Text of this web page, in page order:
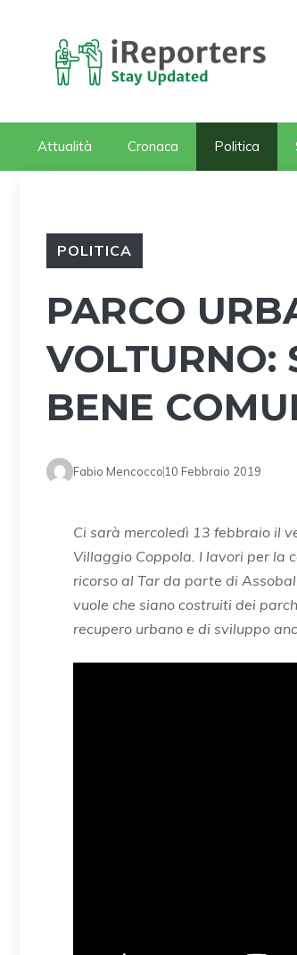
contenuto
Attualità Cronaca Politica
POLITICA
PARCO
VOLTURNO:
BENE
Fabio Mencocco 10 Febbraio 2019
Ci sarà mercoledì 13 febbraio il
Villaggio Coppola. I lavori per la
ricorso al Tar da parte di
vuole che siano costruiti dei
recupero urbano e di sviluppo